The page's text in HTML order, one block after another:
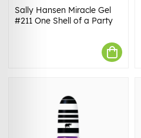
Sally Hansen Miracle Gel
#211 One Shell of a Party